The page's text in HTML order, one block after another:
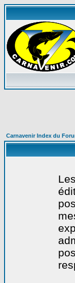
Carnavenir Index du